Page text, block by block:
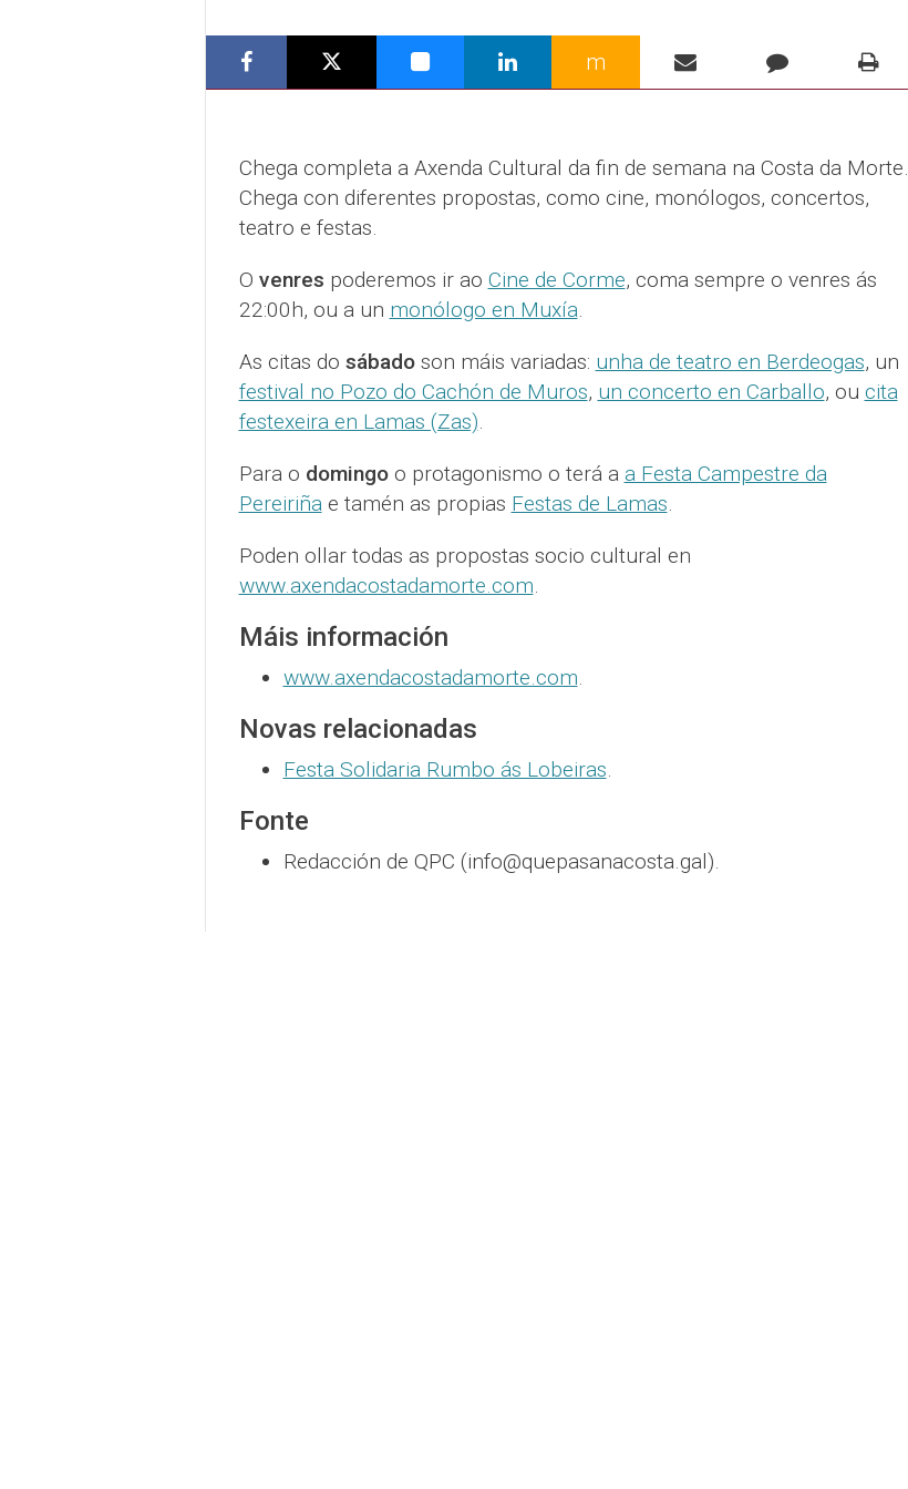
m
Chega completa a Axenda Cultural da fin de semana na Costa da Morte.
Chega con diferentes propostas, como cine, monólogos, concertos,
teatro e festas.
O venres poderemos ir ao Cine de Corme, coma sempre o venres ás
22:00h, ou a un monólogo en Muxía.
As citas do sábadoson máis variadas: unha de teatro en Berdeogas, un
festival no Pozo do Cachón de Muros, un concerto en Carballo, ou cita
festexeira en Lamas (Zas).
Para o domingoo protagonismo o terá a a Festa Campestre da
Pereiriñae tamén as propias Festas de Lamas.
Poden ollar todas as propostas socio cultural en
www.axendacostadamorte.com.
Máis información
www.axendacostadamorte.com.
Novas relacionadas
Festa Solidaria Rumbo ás Lobeiras.
Fonte
Redacción de QPC (info@quepasanacosta.gal).